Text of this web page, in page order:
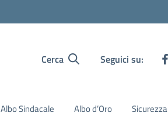
Cerca Seguici su:
Albo Sindacale Albo d’Oro Sicurezza